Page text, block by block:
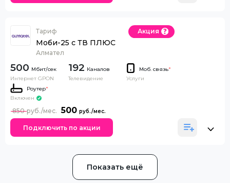
Тариф
Моби-25 с ТВ ПЛЮС
Алмател
Акция
500
Интернет GPON
192 Каналов
Телевидение
Моб. связь*
Услуги
Роутер*
Включен
500
850
Подключить по акции
Показать ещё